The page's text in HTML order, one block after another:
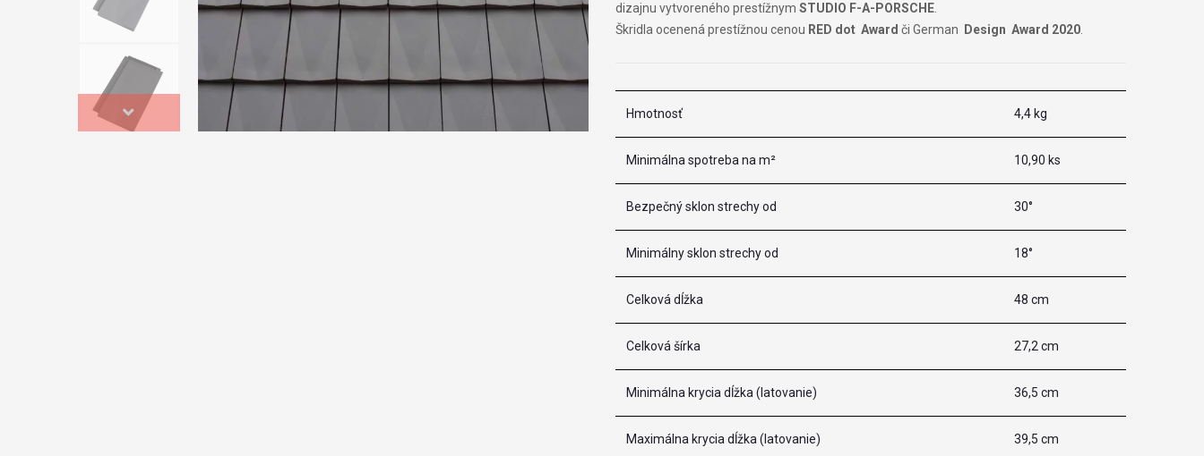
dizajnu vytvoreného prestížnym STUDIO F-A-PORSCHE
Škridla ocenená prestížnou cenou RED dot Award či German Design Award 2020
Hmotnosť 4,4 kg
Minimálna spotreba na m² 10,90 ks
Bezpečný sklon strechy od 30°
Minimálny sklon strechy od 18°
Celková dĺžka 48 cm
Celková šírka 27,2 cm
Minimálna krycia dĺžka (latovanie) 36,5 cm
Maximálna krycia dĺžka (latovanie) 39,5 cm